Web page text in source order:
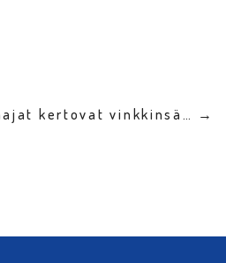
kertovat vinkkinsä… →